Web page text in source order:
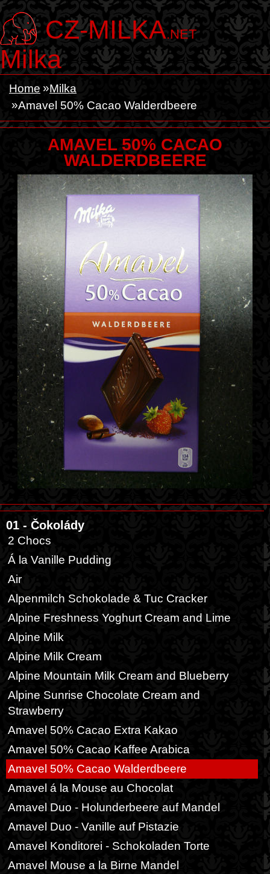
CZ-MILKA.NET
Milka
Home
Milka
Amavel 50% Cacao Walderdbeere
AMAVEL 50% CACAO
WALDERDBEERE
01 - Čokolády
2 Chocs
Á la Vanille Pudding
Air
Alpenmilch Schokolade & Tuc Cracker
Alpine Freshness Yoghurt Cream and Lime
Alpine Milk
Alpine Milk Cream
Alpine Mountain Milk Cream and Blueberry
Alpine Sunrise Chocolate Cream and
Strawberry
Amavel 50% Cacao Extra Kakao
Amavel 50% Cacao Kaffee Arabica
Amavel 50% Cacao Walderdbeere
Amavel á la Mouse au Chocolat
Amavel Duo - Holunderbeere auf Mandel
Amavel Duo - Vanille auf Pistazie
Amavel Konditorei - Schokoladen Torte
Amavel Mouse a la Birne Mandel